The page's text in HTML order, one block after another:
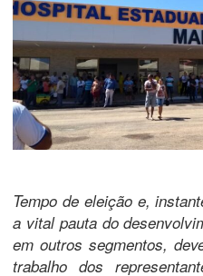
Tempo de eleição e,
a vital pauta do
em outros segmentos,
trabalho dos